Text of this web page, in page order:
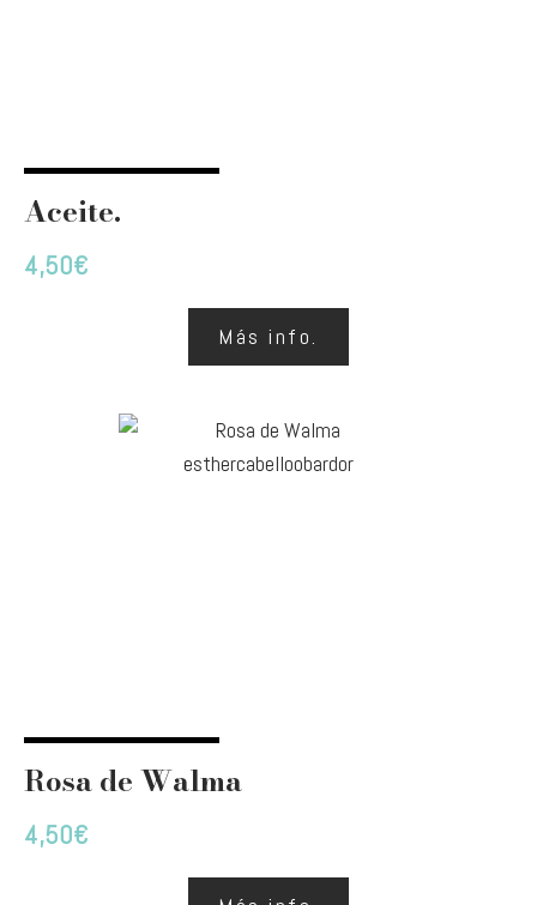
Aceite.
4,50€
Más info.
Rosa de Walma
4,50€